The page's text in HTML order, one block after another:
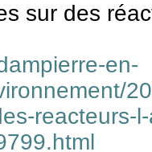
sur des
en-
reacteurs-